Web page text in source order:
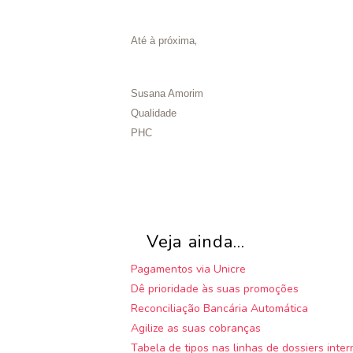
Até à próxima,
Susana Amorim
Qualidade
PHC
Veja ainda...
Pagamentos via Unicre
Dê prioridade às suas promoções
Reconciliação Bancária Automática
Agilize as suas cobranças
Tabela de tipos nas linhas de dossiers